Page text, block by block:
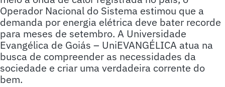
Operador Nacional do Sistema estimou que a
demanda por energia elétrica deve bater recorde
para meses de setembro. A Universidade
Evangélica de Goiás – UniEVANGÉLICA atua na
busca de compreender as necessidades da
sociedade e criar uma verdadeira corrente do
bem.